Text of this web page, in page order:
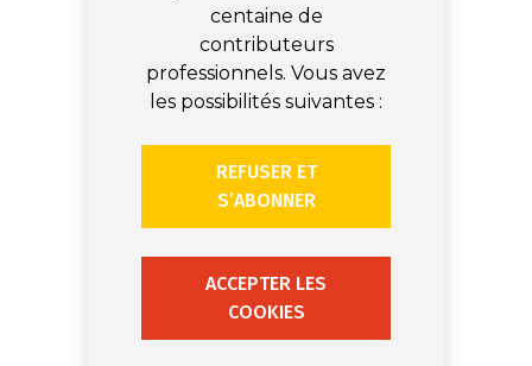
centaine de
contributeurs
professionnels. Vous avez
les possibilités suivantes :
REFUSER ET
S’ABONNER
ACCEPTER LES
COOKIES